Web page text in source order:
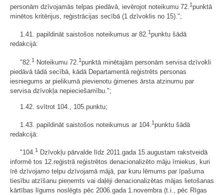
personām dzīvojamās telpas piedāvā, ievērojot noteikumu 72.1punktā
minētos kritērijus, reģistrācijas secībā (1 dzīvoklis no 15).";
1.41. papildināt saistošos noteikumus ar 82.1punktu šādā
redakcijā:
"82. 1 Noteikumu 72. 1punktā minētajām personām servisa dzīvokli
piedāvā tādā secībā, kādā Departamentā reģistrēts personas
iesniegums ar pielikumā pievienotu ģimenes ārsta atzinumu par
servisa dzīvokļa nepieciešamību.";
1.42. svītrot 104., 105.punktu;
1.43. papildināt saistošos noteikumus ar 104.1punktu šādā
redakcijā:
"104.1
Dzīvokļu pārvalde līdz 2011.gada 15.augustam rakstveidā
informē tos 12.reģistrā reģistrētos denacionalizēto māju īrniekus, kuri
īrē dzīvojamo telpu dzīvojamā mājā, par kuru lēmums par īpašuma
tiesību atzīšanu pieņemts vai daļēji denacionalizētas mājas lietošanas
kārtības līgums noslēgts pēc 2006.gada 1.novembra (t.i., pēc Rīgas